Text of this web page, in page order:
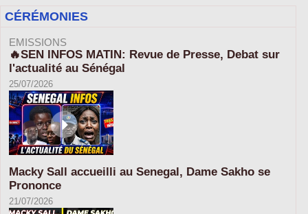
CÉRÉMONIES
EMISSIONS
🔥SEN INFOS MATIN: Revue de Presse, Debat sur
l'actualité au Sénégal
25/07/2026
Macky Sall accueilli au Senegal, Dame Sakho se
Prononce
21/07/2026